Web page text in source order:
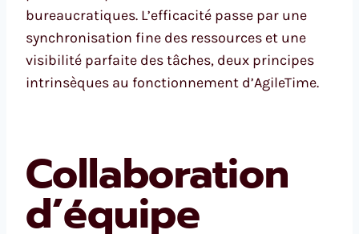
bureaucratiques. L’efficacité passe par une
synchronisation fine des ressources et une
visibilité parfaite des tâches, deux principes
intrinsèques au fonctionnement d’AgileTime.
Collaboration
d’équipe